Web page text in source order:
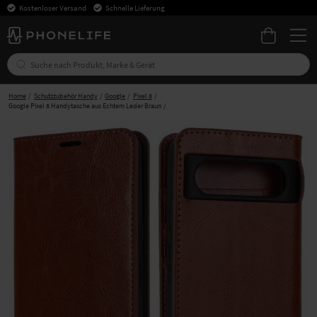
Kostenloser Versand Schnelle Lieferung
Home Schutzzubehör Handy Google
Pixel 8
Google Pixel 8 Handytasche aus Echtem Leder Braun